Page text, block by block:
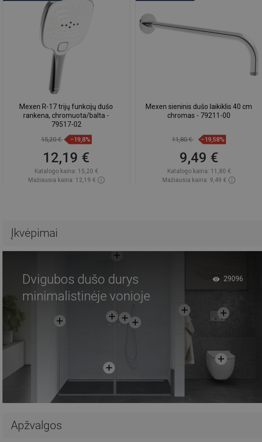
Mexen R-17 trijų funkcijų dušo
rankena, chromuota/balta -
79517-02
15,20 € −19,8%
12,19 €
Katalogo kaina: 15,20 €
Mažiausia kaina: 12,19 €
Palyginti
Mexen sieninis dušo laikiklis 40 cm
chromas - 79211-00
11,80 € −19,58%
9,49 €
Katalogo kaina: 11,80 €
Mažiausia kaina: 9,49 €
Įkvėpimai
Dvigubos dušo durys
minimalistinėje vonioje
29096
Apžvalgos